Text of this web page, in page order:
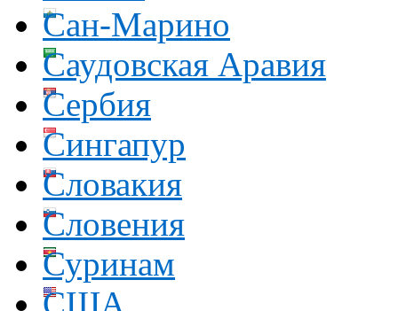
Сан-Марино
Саудовская Аравия
Сербия
Сингапур
Словакия
Словения
Суринам